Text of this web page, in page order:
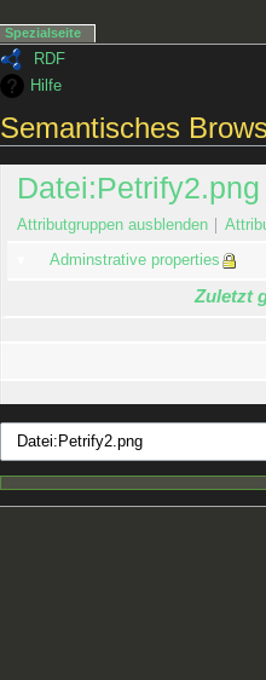
RDF
Hilfe
Semantisches
Datei:Petrify2.png
Attributgruppen ausblenden
Adminstrative properties
Zuletzt
Spezialseite